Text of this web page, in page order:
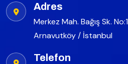
Adres
Merkez Mah. Bağış Sk. No:1
Arnavutköy / İstanbul
Telefon